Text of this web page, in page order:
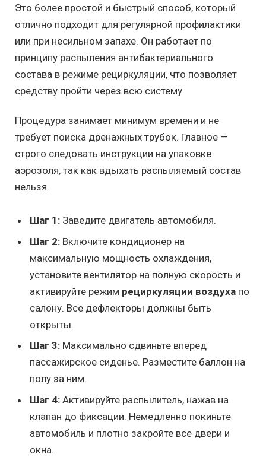
Это более простой и быстрый способ, который
отлично подходит для регулярной профилактики
или при несильном запахе. Он работает по
принципу распыления антибактериального
состава в режиме рециркуляции, что позволяет
средству пройти через всю систему.
Процедура занимает минимум времени и не
требует поиска дренажных трубок. Главное —
строго следовать инструкции на упаковке
аэрозоля, так как вдыхать распыляемый состав
нельзя.
Шаг 1: Заведите двигатель автомобиля.
Шаг 2: Включите кондиционер на
максимальную мощность охлаждения,
установите вентилятор на полную скорость и
активируйте режим рециркуляции воздуха по
салону. Все дефлекторы должны быть
открыты.
Шаг 3: Максимально сдвиньте вперед
пассажирское сиденье. Разместите баллон на
полу за ним.
Шаг 4: Активируйте распылитель, нажав на
клапан до фиксации. Немедленно покиньте
автомобиль и плотно закройте все двери и
окна.